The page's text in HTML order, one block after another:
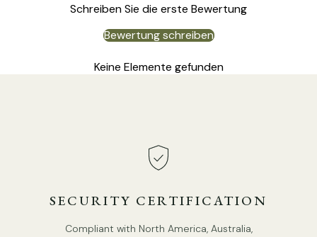
Schreiben Sie die erste Bewertung
Bewertung schreiben
Keine Elemente gefunden
SECURITY CERTIFICATION
Compliant with North America, Australia,